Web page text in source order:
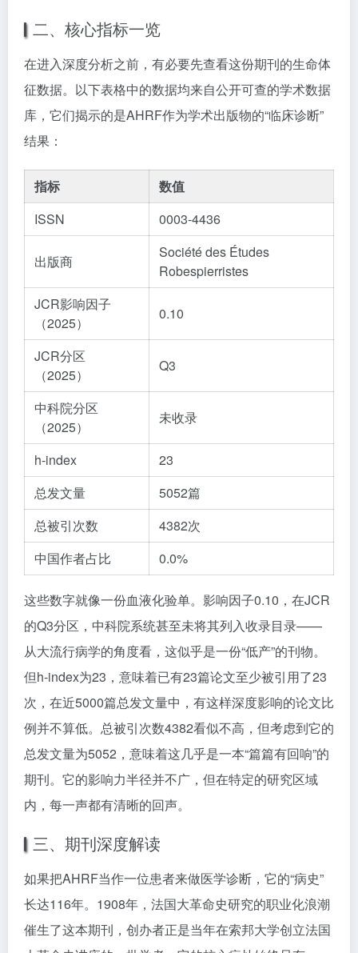
二、核心指标一览
在进入深度分析之前，有必要先查看这份期刊的生命体
征数据。以下表格中的数据均来自公开可查的学术数据
库，它们揭示的是AHRF作为学术出版物的“临床诊断”
结果：
指标
数值
ISSN
0003-4436
出版商
Société des Études
Robespierristes
JCR影响因子
（2025）
0.10
JCR分区
（2025）
Q3
中科院分区
（2025）
未收录
h-index
23
总发文量
5052篇
总被引次数
4382次
中国作者占比
0.0%
这些数字就像一份血液化验单。影响因子0.10，在JCR
的Q3分区，中科院系统甚至未将其列入收录目录——
从大流行病学的角度看，这似乎是一份“低产”的刊物。
但h-index为23，意味着已有23篇论文至少被引用了23
次，在近5000篇总发文量中，有这样深度影响的论文比
例并不算低。总被引次数4382看似不高，但考虑到它的
总发文量为5052，意味着这几乎是一本“篇篇有回响”的
期刊。它的影响力半径并不广，但在特定的研究区域
内，每一声都有清晰的回声。
三、期刊深度解读
如果把AHRF当作一位患者来做医学诊断，它的“病史”
长达116年。1908年，法国大革命史研究的职业化浪潮
催生了这本期刊，创办者正是当年在索邦大学创立法国